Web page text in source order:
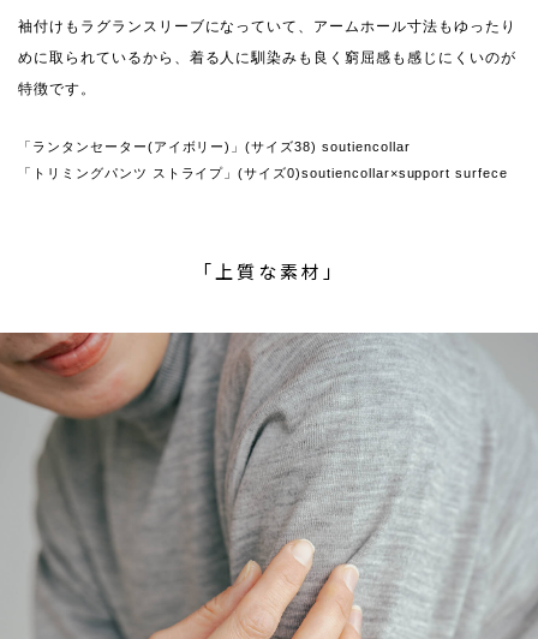
袖付けもラグランスリーブになっていて、アームホール寸法もゆったり
めに取られているから、着る人に馴染みも良く窮屈感も感じにくいのが
特徴です。
「ランタンセーター(アイボリー)」(サイズ38) soutiencollar
「トリミングパンツ ストライプ」(サイズ0)soutiencollar×support surfece
「上質な素材」